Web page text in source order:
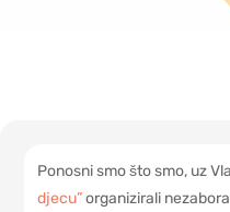
Ponosni smo što smo, uz
djecu”organizirali